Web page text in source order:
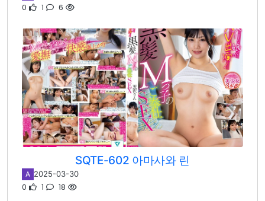
0 1 6
SQTE-602 아마사와 린
A 2025-03-30
0 1 18